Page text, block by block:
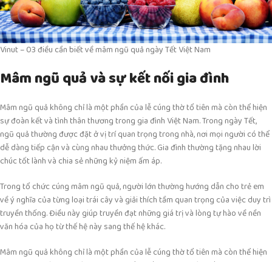
Vinut – 03 điều cần biết về mâm ngũ quả ngày Tết Việt Nam
Mâm ngũ quả và sự kết nối gia đình
Mâm ngũ quả không chỉ là một phần của lễ cúng thờ tổ tiên mà còn thể hiện
sự đoàn kết và tình thân thương trong gia đình Việt Nam. Trong ngày Tết,
ngũ quả thường được đặt ở vị trí quan trọng trong nhà, nơi mọi người có thể
dễ dàng tiếp cận và cùng nhau thưởng thức. Gia đình thường tặng nhau lời
chúc tốt lành và chia sẻ những kỷ niệm ấm áp.
Trong tổ chức cúng mâm ngũ quả, người lớn thường hướng dẫn cho trẻ em
về ý nghĩa của từng loại trái cây và giải thích tầm quan trọng của việc duy trì
truyền thống. Điều này giúp truyền đạt những giá trị và lòng tự hào về nền
văn hóa của họ từ thế hệ này sang thế hệ khác.
Mâm ngũ quả không chỉ là một phần của lễ cúng thờ tổ tiên mà còn thể hiện